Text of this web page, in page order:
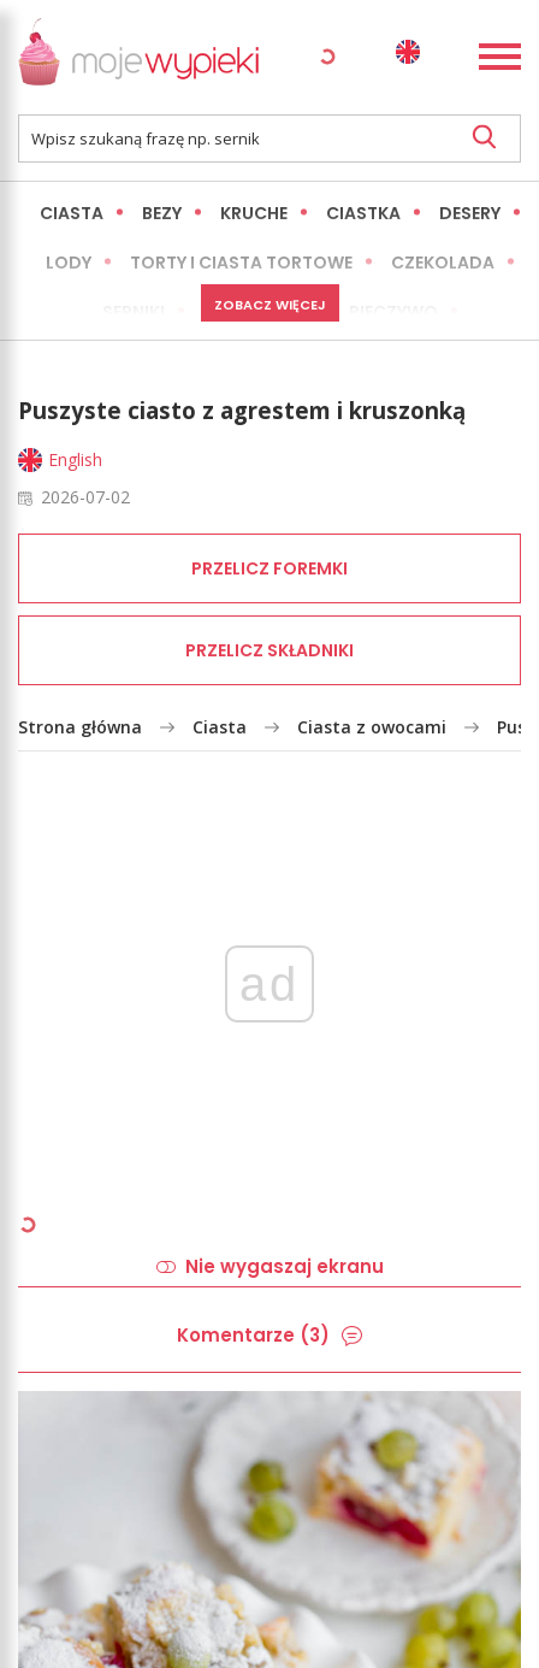
CIASTA BEZY KRUCHE CIASTKA DESERY
LODY TORTY I CIASTA TORTOWE CZEKOLADA
MINI WYPIEKI
LŻEJSZE / ZDROWSZE INNE
ZOBACZ WIĘCEJ
Puszyste ciasto z agrestem i kruszonką
English
2026-07-02
PRZELICZ FOREMKI
PRZELICZ SKŁADNIKI
Strona główna Ciasta Ciasta z owocami
ad
Nie wygaszaj ekranu
Komentarze (3)